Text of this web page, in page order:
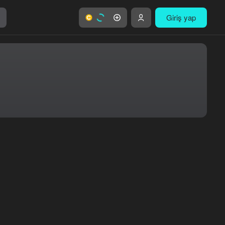
Giriş yap